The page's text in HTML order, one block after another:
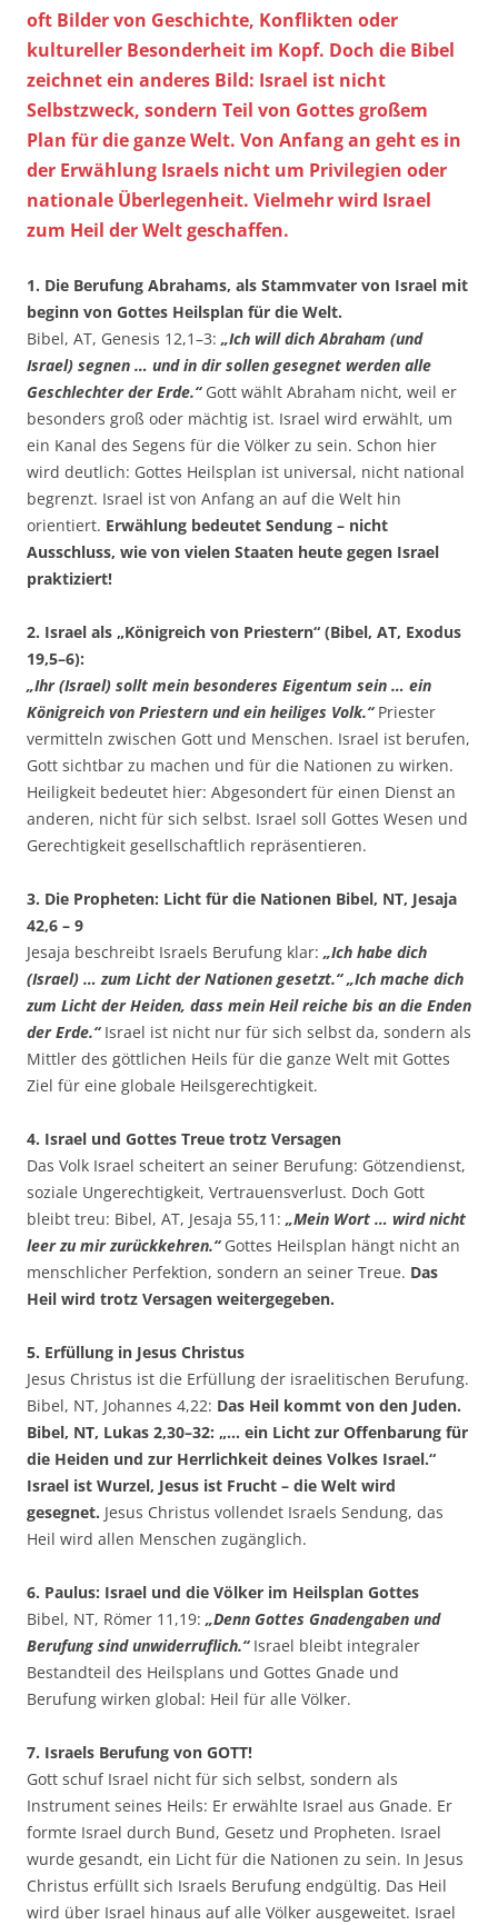
oft Bilder von Geschichte, Konflikten oder
kultureller Besonderheit im Kopf. Doch die Bibel
zeichnet ein anderes Bild: Israel ist nicht
Selbstzweck, sondern Teil von Gottes großem
Plan für die ganze Welt. Von Anfang an geht es in
der Erwählung Israels nicht um Privilegien oder
nationale Überlegenheit. Vielmehr wird Israel
zum Heil der Welt geschaffen.
1. Die Berufung Abrahams, als Stammvater von Israel mit
beginn von Gottes Heilsplan für die Welt.
Bibel, AT, Genesis 12,1–3: „Ich will dich Abraham (und
Israel) segnen … und in dir sollen gesegnet werden alle
Geschlechter der Erde.“ Gott wählt Abraham nicht, weil er
besonders groß oder mächtig ist. Israel wird erwählt, um
ein Kanal des Segens für die Völker zu sein. Schon hier
wird deutlich: Gottes Heilsplan ist universal, nicht national
begrenzt. Israel ist von Anfang an auf die Welt hin
orientiert. Erwählung bedeutet Sendung – nicht
Ausschluss, wie von vielen Staaten heute gegen Israel
praktiziert!
2. Israel als „Königreich von Priestern“ (Bibel, AT, Exodus
19,5–6):
„Ihr (Israel) sollt mein besonderes Eigentum sein … ein
Königreich von Priestern und ein heiliges Volk.“Priester
vermitteln zwischen Gott und Menschen. Israel ist berufen,
Gott sichtbar zu machen und für die Nationen zu wirken.
Heiligkeit bedeutet hier: Abgesondert für einen Dienst an
anderen, nicht für sich selbst. Israel soll Gottes Wesen und
Gerechtigkeit gesellschaftlich repräsentieren.
3. Die Propheten: Licht für die Nationen Bibel, NT, Jesaja
42,6 – 9
Jesaja beschreibt Israels Berufung klar: „Ich habe dich
(Israel) … zum Licht der Nationen gesetzt.“ „Ich mache dich
zum Licht der Heiden, dass mein Heil reiche bis an die Enden
der Erde.“Israel ist nicht nur für sich selbst da, sondern als
Mittler des göttlichen Heils für die ganze Welt mit Gottes
Ziel für eine globale Heilsgerechtigkeit.
4. Israel und Gottes Treue trotz Versagen
Das Volk Israel scheitert an seiner Berufung: Götzendienst,
soziale Ungerechtigkeit, Vertrauensverlust. Doch Gott
bleibt treu: Bibel, AT, Jesaja 55,11: „Mein Wort … wird nicht
leer zu mir zurückkehren.“Gottes Heilsplan hängt nicht an
menschlicher Perfektion, sondern an seiner Treue. Das
Heil wird trotz Versagen weitergegeben.
5. Erfüllung in Jesus Christus
Jesus Christus ist die Erfüllung der israelitischen Berufung.
Bibel, NT, Johannes 4,22: Das Heil kommt von den Juden.
Bibel, NT, Lukas 2,30–32: „… ein Licht zur Offenbarung für
die Heiden und zur Herrlichkeit deines Volkes Israel.“
Israel ist Wurzel, Jesus ist Frucht – die Welt wird
gesegnet. Jesus Christus vollendet Israels Sendung, das
Heil wird allen Menschen zugänglich.
6. Paulus: Israel und die Völker im Heilsplan Gottes
Bibel, NT, Römer 11,19: „Denn Gottes Gnadengaben und
Berufung sind unwiderruflich.“Israel bleibt integraler
Bestandteil des Heilsplans und Gottes Gnade und
Berufung wirken global: Heil für alle Völker.
7. Israels Berufung von GOTT!
Gott schuf Israel nicht für sich selbst, sondern als
Instrument seines Heils: Er erwählte Israel aus Gnade. Er
formte Israel durch Bund, Gesetz und Propheten. Israel
wurde gesandt, ein Licht für die Nationen zu sein. In Jesus
Christus erfüllt sich Israels Berufung endgültig. Das Heil
wird über Israel hinaus auf alle Völker ausgeweitet. Israel